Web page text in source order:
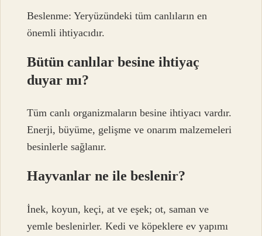
Beslenme: Yeryüzündeki tüm canlıların en
önemli ihtiyacıdır.
Bütün canlılar besine ihtiyaç
duyar mı?
Tüm canlı organizmaların besine ihtiyacı vardır.
Enerji, büyüme, gelişme ve onarım malzemeleri
besinlerle sağlanır.
Hayvanlar ne ile beslenir?
İnek, koyun, keçi, at ve eşek; ot, saman ve
yemle beslenirler. Kedi ve köpeklere ev yapımı